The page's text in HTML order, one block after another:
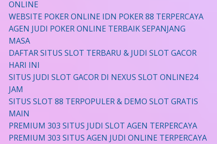
ONLINE
WEBSITE POKER ONLINE IDN POKER 88 TERPERCAYA
AGEN JUDI POKER ONLINE TERBAIK SEPANJANG
MASA
DAFTAR SITUS SLOT TERBARU & JUDI SLOT GACOR
HARI INI
SITUS JUDI SLOT GACOR DI NEXUS SLOT ONLINE24
JAM
SITUS SLOT 88 TERPOPULER & DEMO SLOT GRATIS
MAIN
PREMIUM 303 SITUS JUDI SLOT AGEN TERPERCAYA
PREMIUM 303 SITUS AGEN JUDI ONLINE TERPERCAYA